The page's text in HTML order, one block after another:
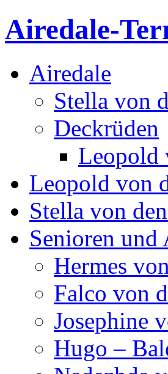
Airedale-
Airedale
Stella von
Deckrüden
Leopold
Leopold von
Stella von
Senioren und
Hermes
Falco von
Josephine
Hugo –